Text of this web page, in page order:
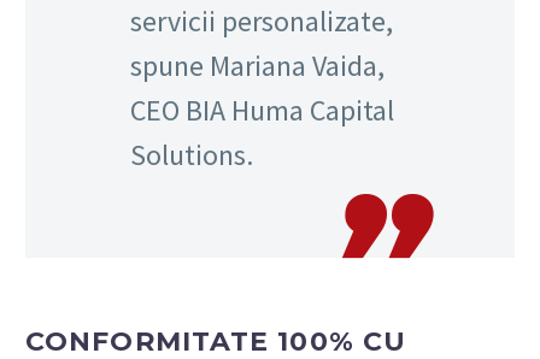
servicii personalizate,
spune Mariana Vaida,
CEO BIA Huma Capital
Solutions.
CONFORMITATE 100% CU